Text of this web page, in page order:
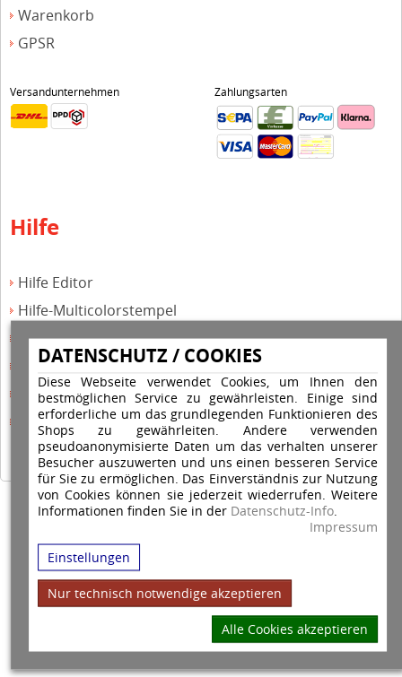
DATENSCHUTZ / COOKIES
Diese Webseite verwendet Cookies, um Ihnen den
bestmöglichen Service zu gewährleisten. Einige sind
erforderliche um das grundlegenden Funktionieren des
Shops zu gewährleiten. Andere verwenden
pseudoanonymisierte Daten um das verhalten unserer
Besucher auszuwerten und uns einen besseren Service
für Sie zu ermöglichen. Das Einverständnis zur Nutzung
von Cookies können sie jederzeit wiederrufen. Weitere
Informationen finden Sie in der Datenschutz-Info.
Impressum
Einstellungen
Nur technisch notwendige akzeptieren
Alle Cookies akzeptieren
Warenkorb
GPSR
Versandunternehmen Zahlungsarten
Hilfe
Hilfe Editor
Hilfe-Multicolorstempel
Hilfe-Rundstempel
Hilfe Rundstempel Holz
Hilfe Stempelkissen wechseln
Hilfe Stempelplatte wechseln
Copyright © 2026 Stempel Toenges GmbH - Alle Rechte vorbehalten